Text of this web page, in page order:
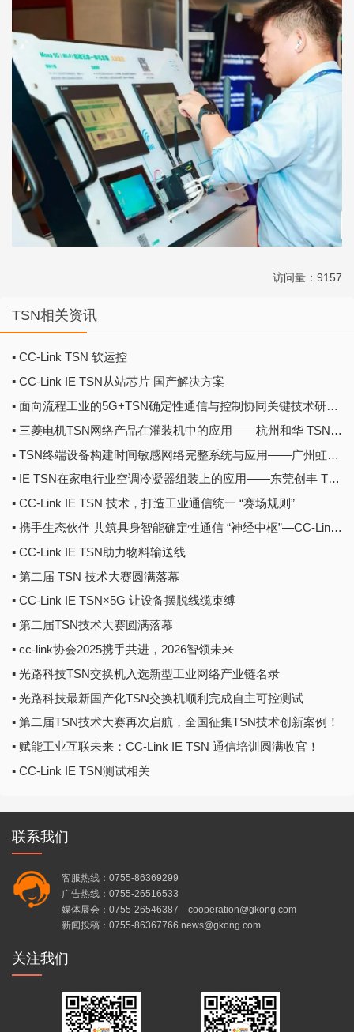
访问量：9157
TSN相关资讯
▪ CC-Link TSN 软运控
▪ CC-Link IE TSN从站芯片 国产解决方案
▪ 面向流程工业的5G+TSN确定性通信与控制协同关键技术研究——中国移动集团研究院 TSN技术大赛集锦
▪ 三菱电机TSN网络产品在灌装机中的应用——杭州和华 TSN技术大赛集锦
▪ TSN终端设备构建时间敏感网络完整系统与应用——广州虹科 TSN技术大赛集锦
▪ IE TSN在家电行业空调冷凝器组装上的应用——东莞创丰 TSN技术大赛集锦
▪ CC-Link IE TSN 技术，打造工业通信统一 “赛场规则”
▪ 携手生态伙伴 共筑具身智能确定性通信 “神经中枢”—CC-Link IE TSN
▪ CC-Link IE TSN助力物料输送线
▪ 第二届 TSN 技术大赛圆满落幕
▪ CC-Link IE TSN×5G 让设备摆脱线缆束缚
▪ 第二届TSN技术大赛圆满落幕
▪ cc-link协会2025携手共进，2026智领未来
▪ 光路科技TSN交换机入选新型工业网络产业链名录
▪ 光路科技最新国产化TSN交换机顺利完成自主可控测试
▪ 第二届TSN技术大赛再次启航，全国征集TSN技术创新案例！
▪ 赋能工业互联未来：CC-Link IE TSN 通信培训圆满收官！
▪ CC-Link IE TSN测试相关
联系我们
客服热线：0755-86369299
广告热线：0755-26516533
媒体展会：0755-26546387 cooperation@gkong.com
新闻投稿：0755-86367766 news@gkong.com
关注我们